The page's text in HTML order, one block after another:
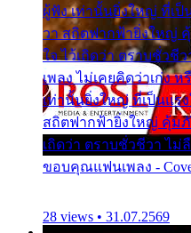
ผู้ฟัง เท่านั้นยิ่งใหญ่ ที่เป็
วา สถิตฟากฟ้ายิ่งใหญ่
ใจ ไว้เถิดว่า ตราบชั่วชี
เพลง ไม่เคยคิดว่าเก่ง
เท่านั้นยิ่งใหญ่ ที่เป็นแร
สถิตฟากฟ้ายิ่งใหญ่ คุ้มภั
เถิดว่า ตราบชั่วชีวา ไม่
ขอบคุณแฟนเพลง -
28 views • 31.07.2569